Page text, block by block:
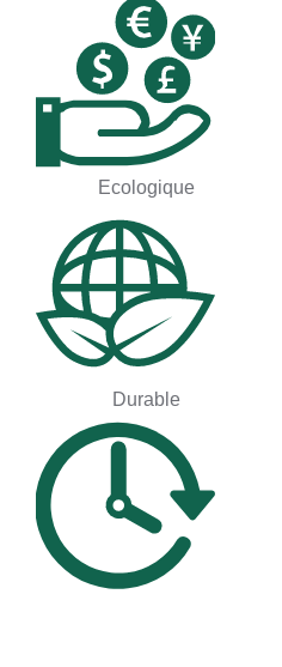
Ecologique
Durable